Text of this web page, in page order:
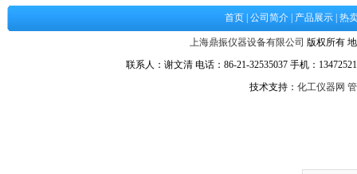
首页 公司简介 产品展示 热
上海鼎振仪器设备有限公司 版权所有
联系人：谢文清 电话：86-21-32535037 手机：
技术支持： 化工仪器网